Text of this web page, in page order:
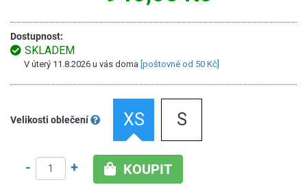
Dostupnost:
SKLADEM
V úterý 11.8.2026 u vás doma [poštovné od 50 Kč]
Velikosti oblečení XS S
- + KOUPIT